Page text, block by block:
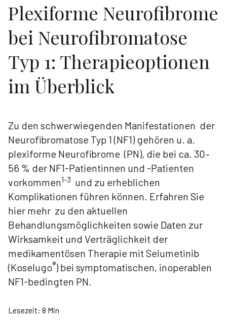
Plexiforme Neurofibrome
bei Neurofibromatose
Typ 1: Therapieoptionen
im Überblick
Zu den schwerwiegenden Manifestationen der
Neurofibromatose Typ 1 (NF1) gehören u. a.
plexiforme Neurofibrome (PN), die bei ca. 30–
56 % der NF1-Patientinnen und -Patienten
vorkommen1-3 und zu erheblichen
Komplikationen führen können. Erfahren Sie
hier mehr zu den aktuellen
Behandlungsmöglichkeiten sowie Daten zur
Wirksamkeit und Verträglichkeit der
medikamentösen Therapie mit Selumetinib
(Koselugo®) bei symptomatischen, inoperablen
NF1-bedingten PN.
Lesezeit: 8 Min